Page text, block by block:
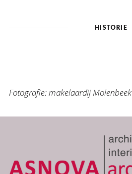
HISTORIE
Fotografie: makelaardij Molenbeek